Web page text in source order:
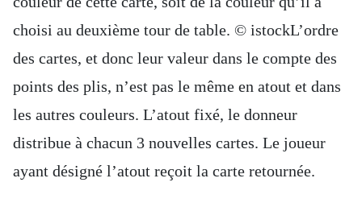
choisi au deuxième tour de table. © istockL’ordre
des cartes, et donc leur valeur dans le compte des
points des plis, n’est pas le même en atout et dans
les autres couleurs. L’atout fixé, le donneur
distribue à chacun 3 nouvelles cartes. Le joueur
ayant désigné l’atout reçoit la carte retournée.